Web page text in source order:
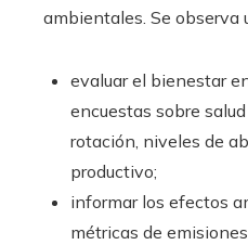
ambientales. Se observa
evaluar el bienestar
encuestas sobre
rotación, niveles de
productivo;
informar los efectos
métricas de